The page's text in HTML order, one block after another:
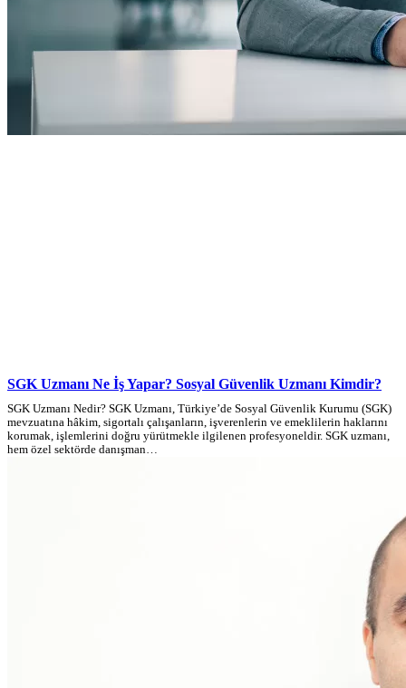
SGK Uzmanı Ne İş Yapar? Sosyal Güvenlik Uzmanı Kimdir?
SGK Uzmanı Nedir? SGK Uzmanı, Türkiye’de Sosyal Güvenlik Kurumu (SGK)
mevzuatına hâkim, sigortalı çalışanların, işverenlerin ve emeklilerin haklarını
korumak, işlemlerini doğru yürütmekle ilgilenen profesyoneldir. SGK uzmanı,
hem özel sektörde danışman…